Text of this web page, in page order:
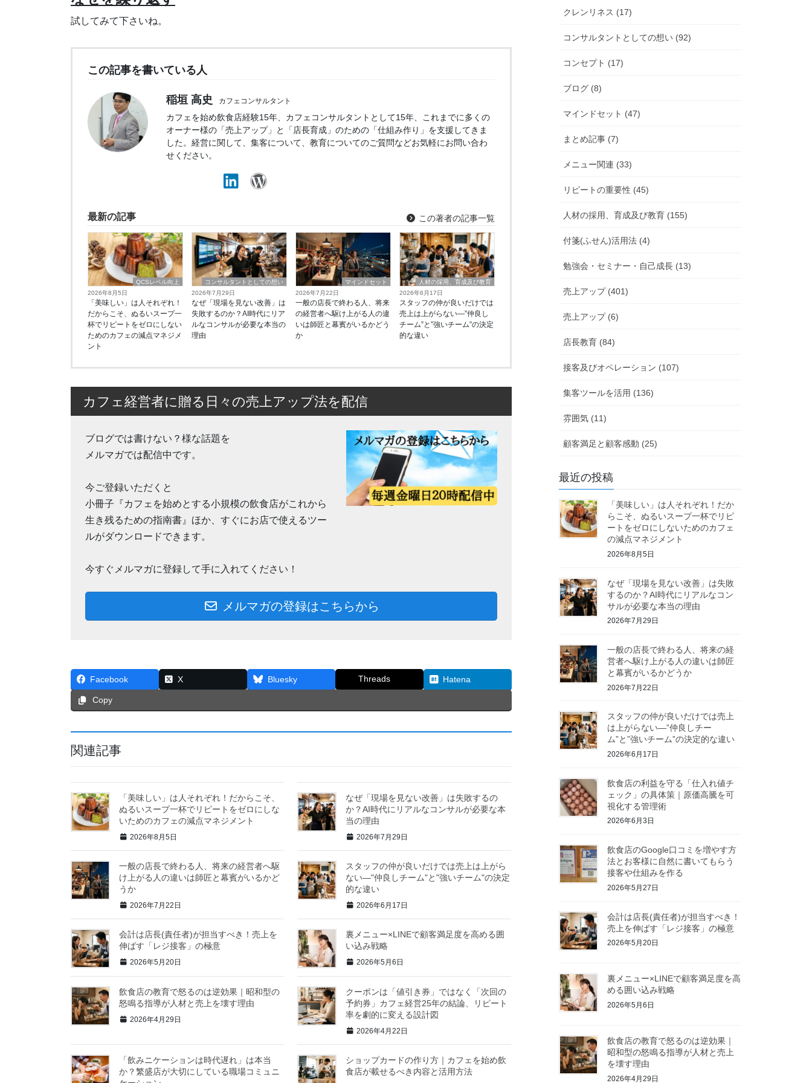
試してみて下さいね。
この記事を書いている人
稲垣 高史 カフェコンサルタント
カフェを始め飲食店経験15年、カフェコンサルタントとして15年、これまでに多くの
オーナー様の「売上アップ」と「店長育成」のための「仕組み作り」を支援してきま
した。経営に関して、集客について、教育についてのご質問などお気軽にお問い合わ
せください。
最新の記事 この著者の記事一覧
QCSレベル向上
2026年8月5日
「美味しい」は人それぞれ！
だからこそ、ぬるいスープ一
杯でリピートをゼロにしない
ためのカフェの減点マネジメ
ント
コンサルタントとしての想い
2026年7月29日
なぜ「現場を見ない改善」は
失敗するのか？AI時代にリア
ルなコンサルが必要な本当の
理由
マインドセット
2026年7月22日
一般の店長で終わる人、将来
の経営者へ駆け上がる人の違
いは師匠と幕賓がいるかどう
か
人材の採用、育成及び教育
2026年6月17日
スタッフの仲が良いだけでは
売上は上がらない—”仲良し
チーム”と”強いチーム”の決定
的な違い
カフェ経営者に贈る日々の売上アップ法を配信
ブログでは書けない？様な話題を
メルマガでは配信中です。
今ご登録いただくと
小冊子『カフェを始めとする小規模の飲食店がこれから
生き残るための指南書』ほか、すぐにお店で使えるツー
ルがダウンロードできます。
今すぐメルマガに登録して手に入れてください！
メルマガの登録はこちらから
Facebook X Bluesky Threads Hatena
Copy
関連記事
「美味しい」は人それぞれ！だからこそ、
ぬるいスープ一杯でリピートをゼロにしな
いためのカフェの減点マネジメント
2026年8月5日
なぜ「現場を見ない改善」は失敗するの
か？AI時代にリアルなコンサルが必要な本
当の理由
2026年7月29日
一般の店長で終わる人、将来の経営者へ駆
け上がる人の違いは師匠と幕賓がいるかど
うか
2026年7月22日
スタッフの仲が良いだけでは売上は上がら
ない—"仲良しチーム"と"強いチーム"の決定
的な違い
2026年6月17日
会計は店長(責任者)が担当すべき！売上を
伸ばす「レジ接客」の極意
2026年5月20日
裏メニュー×LINEで顧客満足度を高める囲
い込み戦略
2026年5月6日
飲食店の教育で怒るのは逆効果｜昭和型の
怒鳴る指導が人材と売上を壊す理由
2026年4月29日
クーポンは「値引き券」ではなく「次回の
予約券」カフェ経営25年の結論、リピート
率を劇的に変える設計図
2026年4月22日
「飲みニケーションは時代遅れ」は本当
か？繁盛店が大切にしている職場コミュニ
ショップカードの作り方｜カフェを始め飲
食店が載せるべき内容と活用方法
クレンリネス (17)
コンサルタントとしての想い (92)
コンセプト (17)
ブログ (8)
マインドセット (47)
まとめ記事 (7)
メニュー関連 (33)
リピートの重要性 (45)
人材の採用、育成及び教育 (155)
付箋(ふせん)活用法 (4)
勉強会・セミナー・自己成長 (13)
売上アップ (401)
売上アップ (6)
店長教育 (84)
接客及びオペレーション (107)
集客ツールを活用 (136)
雰囲気 (11)
顧客満足と顧客感動 (25)
最近の投稿
「美味しい」は人それぞれ！だか
らこそ、ぬるいスープ一杯でリピ
ートをゼロにしないためのカフェ
の減点マネジメント
2026年8月5日
なぜ「現場を見ない改善」は失敗
するのか？AI時代にリアルなコン
サルが必要な本当の理由
2026年7月29日
一般の店長で終わる人、将来の経
営者へ駆け上がる人の違いは師匠
と幕賓がいるかどうか
2026年7月22日
スタッフの仲が良いだけでは売上
は上がらない—”仲良しチー
ム”と”強いチーム”の決定的な違い
2026年6月17日
飲食店の利益を守る「仕入れ値チ
ェック」の具体策｜原価高騰を可
視化する管理術
2026年6月3日
飲食店のGoogle口コミを増やす方
法とお客様に自然に書いてもらう
接客や仕組みを作る
2026年5月27日
会計は店長(責任者)が担当すべき！
売上を伸ばす「レジ接客」の極意
2026年5月20日
裏メニュー×LINEで顧客満足度を高
める囲い込み戦略
2026年5月6日
飲食店の教育で怒るのは逆効果｜
昭和型の怒鳴る指導が人材と売上
を壊す理由
2026年4月29日